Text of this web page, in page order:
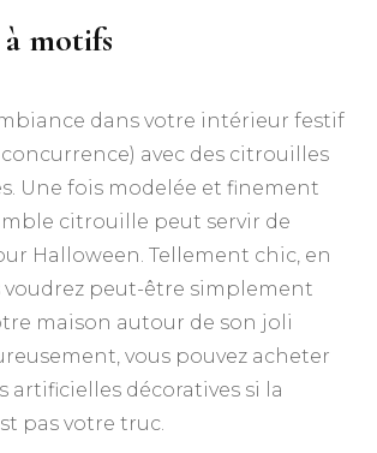
motifs
dans votre intérieur festif
concurrence) avec des citrouilles
Une fois modelée et finement
citrouille peut servir de
Halloween. Tellement chic, en
voudrez peut-être simplement
maison autour de son joli
vous pouvez acheter
artificielles décoratives si la
pas votre truc.